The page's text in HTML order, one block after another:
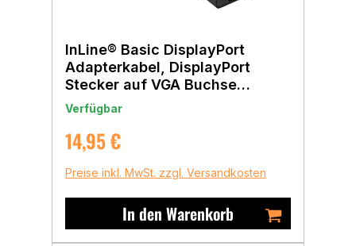
InLine® Basic DisplayPort
Adapterkabel, DisplayPort
Stecker auf VGA Buchse
schwarz, 0,15m
Verfügbar
Regulärer Preis:
14,95 €
Preise inkl. MwSt. zzgl. Versandkosten
In den Warenkorb